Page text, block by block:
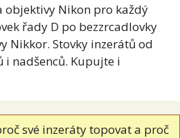
objektivy Nikon pro každý
řady D po bezzrcadlovky
Nikkor. Stovky inzerátů od
nadšenců. Kupujte i
své inzeráty topovat a proč